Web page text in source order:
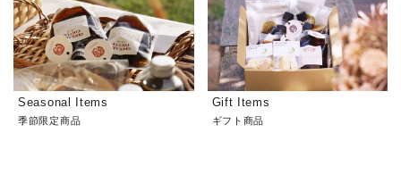
Seasonal Items
季節限定商品
Gift Items
ギフト商品